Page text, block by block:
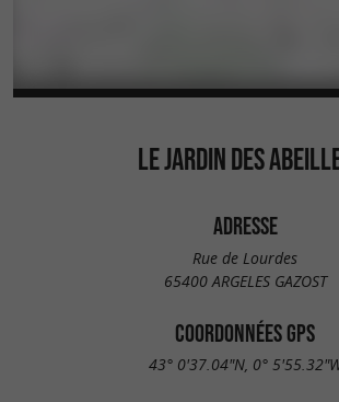
LE JARDIN DES
ADRESSE
Rue de Lourdes
65400 ARGELES GAZOST
COORDONNÉES GPS
43° 0'37.04"N, 0°